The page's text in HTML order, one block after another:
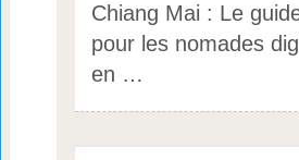
Chiang Mai : Le
pour les nomades
en …